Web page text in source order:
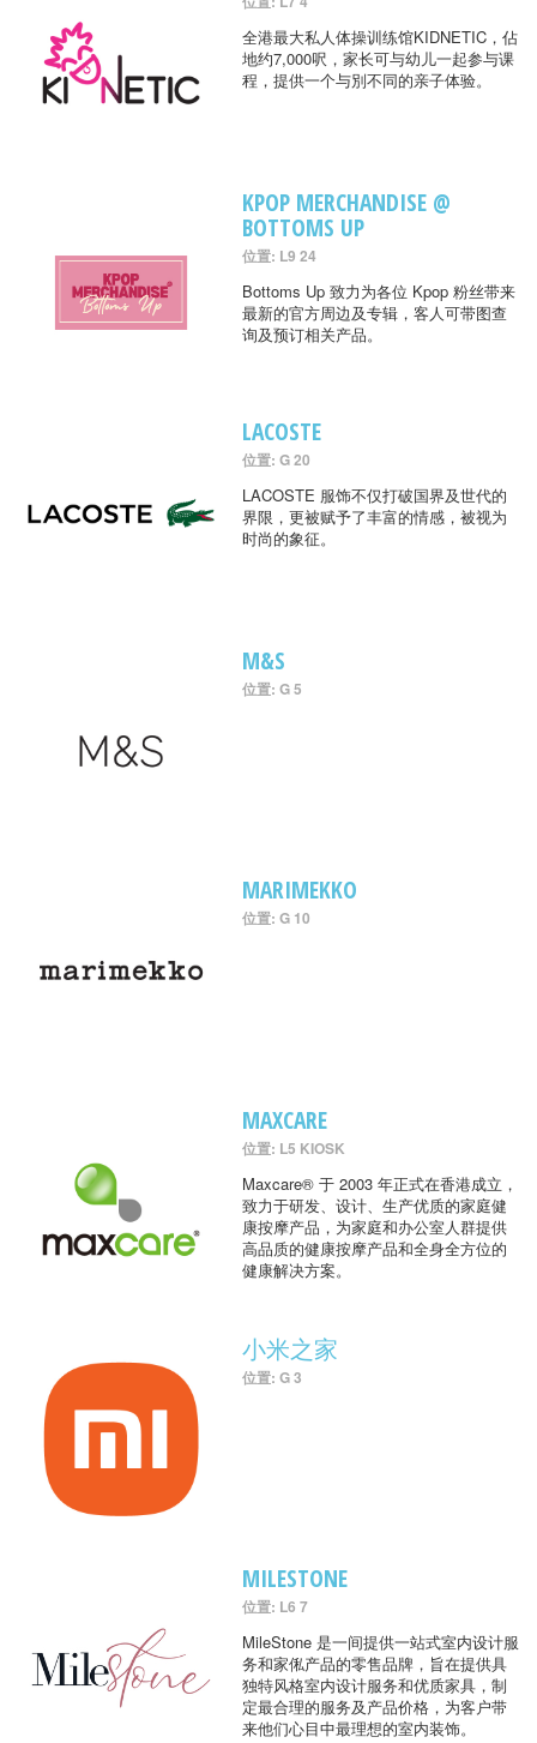
全港最大私人体操训练馆KIDNETIC，佔
地约7,000呎，家长可与幼儿一起参与课
程，提供一个与別不同的亲子体验。
KPOP MERCHANDISE @
BOTTOMS UP
位置: L9 24
Bottoms Up 致力为各位 Kpop 粉丝带来
最新的官方周边及专辑，客人可带图查
询及预订相关产品。
LACOSTE
位置: G 20
LACOSTE 服饰不仅打破国界及世代的
界限，更被赋予了丰富的情感，被视为
时尚的象征。
M&S
位置: G 5
MARIMEKKO
位置: G 10
MAXCARE
位置: L5 KIOSK
Maxcare® 于 2003 年正式在香港成立，
致力于研发、设计、生产优质的家庭健
康按摩产品，为家庭和办公室人群提供
高品质的健康按摩产品和全身全方位的
健康解决方案。
小米之家
位置: G 3
MILESTONE
位置: L6 7
MileStone 是一间提供一站式室内设计服
务和家俬产品的零售品牌，旨在提供具
独特风格室内设计服务和优质家具，制
定最合理的服务及产品价格，为客户带
来他们心目中最理想的室内装饰。